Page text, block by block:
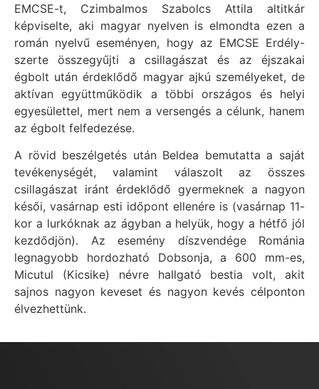
EMCSE-t, Czimbalmos Szabolcs Attila altitkár
képviselte, aki magyar nyelven is elmondta ezen a
román nyelvű eseményen, hogy az EMCSE Erdély-
szerte összegyűjti a csillagászat és az éjszakai
égbolt után érdeklődő magyar ajkú személyeket, de
aktívan együttműködik a többi országos és helyi
egyesülettel, mert nem a versengés a célunk, hanem
az égbolt felfedezése.
A rövid beszélgetés után Beldea bemutatta a saját
tevékenységét, valamint válaszolt az összes
csillagászat iránt érdeklődő gyermeknek a nagyon
késői, vasárnap esti időpont ellenére is (vasárnap 11-
kor a lurkóknak az ágyban a helyük, hogy a hétfő jól
kezdődjön). Az esemény díszvendége Románia
legnagyobb hordozható Dobsonja, a 600 mm-es,
Micutul (Kicsike) névre hallgató bestia volt, akit
sajnos nagyon keveset és nagyon kevés célponton
élvezhettünk.